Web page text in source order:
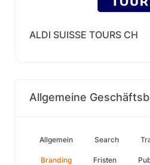
ALDI SUISSE TOURS CH
Allgemeine
Allgemein Search
Branding Fristen